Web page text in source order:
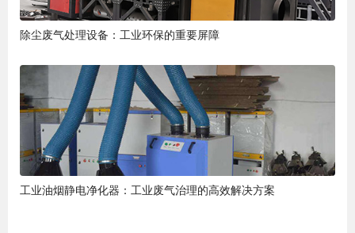
除尘废气处理设备：工业环保的重要屏障
工业油烟静电净化器：工业废气治理的高效解决方案